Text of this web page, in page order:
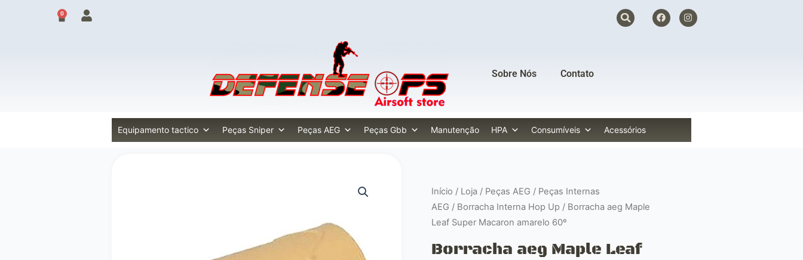
F
a
c
I
n
s
0
Cart
Sobre Nós Contato
Equipamento tactico Peças Sniper Peças AEG Peças Gbb Manutenção HPA Consumíveis Acessórios
Início / Loja / Peças AEG / Peças Internas
AEG / Borracha Interna Hop Up / Borracha aeg Maple
Leaf Super Macaron amarelo 60º
Borracha aeg Maple Leaf